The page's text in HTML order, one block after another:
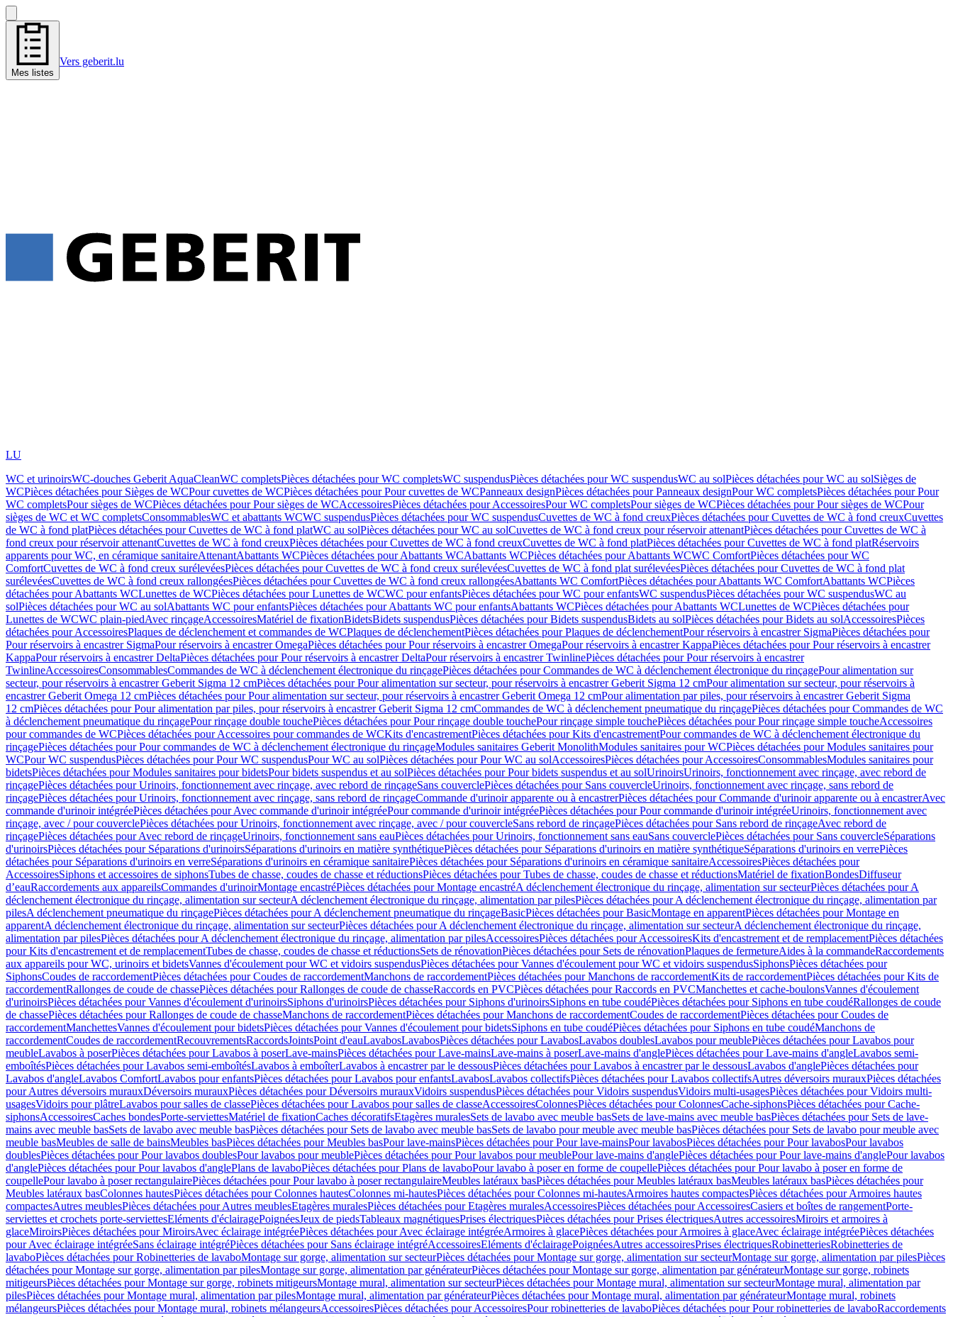
Mes listes
Vers geberit.lu
LU
WC et urinoirsWC-douches Geberit AquaCleanWC completsPièces détachées pour WC completsWC suspendusPièces détachées pour WC suspendusWC au solPièces détachées pour WC au solSièges de
WCPièces détachées pour Sièges de WCPour cuvettes de WCPièces détachées pour Pour cuvettes de WCPanneaux designPièces détachées pour Panneaux designPour WC completsPièces détachées pour Pour
WC completsPour sièges de WCPièces détachées pour Pour sièges de WCAccessoiresPièces détachées pour AccessoiresPour WC completsPour sièges de WCPièces détachées pour Pour sièges de WCPour
sièges de WC et WC completsConsommablesWC et abattants WCWC suspendusPièces détachées pour WC suspendusCuvettes de WC à fond creuxPièces détachées pour Cuvettes de WC à fond creuxCuvettes
de WC à fond platPièces détachées pour Cuvettes de WC à fond platWC au solPièces détachées pour WC au solCuvettes de WC à fond creux pour réservoir attenantPièces détachées pour Cuvettes de WC à
fond creux pour réservoir attenantCuvettes de WC à fond creuxPièces détachées pour Cuvettes de WC à fond creuxCuvettes de WC à fond platPièces détachées pour Cuvettes de WC à fond platRéservoirs
apparents pour WC, en céramique sanitaireAttenantAbattants WCPièces détachées pour Abattants WCAbattants WCPièces détachées pour Abattants WCWC ComfortPièces détachées pour WC
ComfortCuvettes de WC à fond creux surélevéesPièces détachées pour Cuvettes de WC à fond creux surélevéesCuvettes de WC à fond plat surélevéesPièces détachées pour Cuvettes de WC à fond plat
surélevéesCuvettes de WC à fond creux rallongéesPièces détachées pour Cuvettes de WC à fond creux rallongéesAbattants WC ComfortPièces détachées pour Abattants WC ComfortAbattants WCPièces
détachées pour Abattants WCLunettes de WCPièces détachées pour Lunettes de WCWC pour enfantsPièces détachées pour WC pour enfantsWC suspendusPièces détachées pour WC suspendusWC au
solPièces détachées pour WC au solAbattants WC pour enfantsPièces détachées pour Abattants WC pour enfantsAbattants WCPièces détachées pour Abattants WCLunettes de WCPièces détachées pour
Lunettes de WCWC plain-piedAvec rinçageAccessoiresMatériel de fixationBidetsBidets suspendusPièces détachées pour Bidets suspendusBidets au solPièces détachées pour Bidets au solAccessoiresPièces
détachées pour AccessoiresPlaques de déclenchement et commandes de WCPlaques de déclenchementPièces détachées pour Plaques de déclenchementPour réservoirs à encastrer SigmaPièces détachées pour
Pour réservoirs à encastrer SigmaPour réservoirs à encastrer OmegaPièces détachées pour Pour réservoirs à encastrer OmegaPour réservoirs à encastrer KappaPièces détachées pour Pour réservoirs à encastrer
KappaPour réservoirs à encastrer DeltaPièces détachées pour Pour réservoirs à encastrer DeltaPour réservoirs à encastrer TwinlinePièces détachées pour Pour réservoirs à encastrer
TwinlineAccessoiresConsommablesCommandes de WC à déclenchement électronique du rinçagePièces détachées pour Commandes de WC à déclenchement électronique du rinçagePour alimentation sur
secteur, pour réservoirs à encastrer Geberit Sigma 12 cmPièces détachées pour Pour alimentation sur secteur, pour réservoirs à encastrer Geberit Sigma 12 cmPour alimentation sur secteur, pour réservoirs à
encastrer Geberit Omega 12 cmPièces détachées pour Pour alimentation sur secteur, pour réservoirs à encastrer Geberit Omega 12 cmPour alimentation par piles, pour réservoirs à encastrer Geberit Sigma
12 cmPièces détachées pour Pour alimentation par piles, pour réservoirs à encastrer Geberit Sigma 12 cmCommandes de WC à déclenchement pneumatique du rinçagePièces détachées pour Commandes de WC
à déclenchement pneumatique du rinçagePour rinçage double touchePièces détachées pour Pour rinçage double touchePour rinçage simple touchePièces détachées pour Pour rinçage simple toucheAccessoires
pour commandes de WCPièces détachées pour Accessoires pour commandes de WCKits d'encastrementPièces détachées pour Kits d'encastrementPour commandes de WC à déclenchement électronique du
rinçagePièces détachées pour Pour commandes de WC à déclenchement électronique du rinçageModules sanitaires Geberit MonolithModules sanitaires pour WCPièces détachées pour Modules sanitaires pour
WCPour WC suspendusPièces détachées pour Pour WC suspendusPour WC au solPièces détachées pour Pour WC au solAccessoiresPièces détachées pour AccessoiresConsommablesModules sanitaires pour
bidetsPièces détachées pour Modules sanitaires pour bidetsPour bidets suspendus et au solPièces détachées pour Pour bidets suspendus et au solUrinoirsUrinoirs, fonctionnement avec rinçage, avec rebord de
rinçagePièces détachées pour Urinoirs, fonctionnement avec rinçage, avec rebord de rinçageSans couverclePièces détachées pour Sans couvercleUrinoirs, fonctionnement avec rinçage, sans rebord de
rinçagePièces détachées pour Urinoirs, fonctionnement avec rinçage, sans rebord de rinçageCommande d'urinoir apparente ou à encastrerPièces détachées pour Commande d'urinoir apparente ou à encastrerAvec
commande d'urinoir intégréePièces détachées pour Avec commande d'urinoir intégréePour commande d'urinoir intégréePièces détachées pour Pour commande d'urinoir intégréeUrinoirs, fonctionnement avec
rinçage, avec / pour couverclePièces détachées pour Urinoirs, fonctionnement avec rinçage, avec / pour couvercleSans rebord de rinçagePièces détachées pour Sans rebord de rinçageAvec rebord de
rinçagePièces détachées pour Avec rebord de rinçageUrinoirs, fonctionnement sans eauPièces détachées pour Urinoirs, fonctionnement sans eauSans couverclePièces détachées pour Sans couvercleSéparations
d'urinoirsPièces détachées pour Séparations d'urinoirsSéparations d'urinoirs en matière synthétiquePièces détachées pour Séparations d'urinoirs en matière synthétiqueSéparations d'urinoirs en verrePièces
détachées pour Séparations d'urinoirs en verreSéparations d'urinoirs en céramique sanitairePièces détachées pour Séparations d'urinoirs en céramique sanitaireAccessoiresPièces détachées pour
AccessoiresSiphons et accessoires de siphonsTubes de chasse, coudes de chasse et réductionsPièces détachées pour Tubes de chasse, coudes de chasse et réductionsMatériel de fixationBondesDiffuseur
d’eauRaccordements aux appareilsCommandes d'urinoirMontage encastréPièces détachées pour Montage encastréA déclenchement électronique du rinçage, alimentation sur secteurPièces détachées pour A
déclenchement électronique du rinçage, alimentation sur secteurA déclenchement électronique du rinçage, alimentation par pilesPièces détachées pour A déclenchement électronique du rinçage, alimentation par
pilesA déclenchement pneumatique du rinçagePièces détachées pour A déclenchement pneumatique du rinçageBasicPièces détachées pour BasicMontage en apparentPièces détachées pour Montage en
apparentA déclenchement électronique du rinçage, alimentation sur secteurPièces détachées pour A déclenchement électronique du rinçage, alimentation sur secteurA déclenchement électronique du rinçage,
alimentation par pilesPièces détachées pour A déclenchement électronique du rinçage, alimentation par pilesAccessoiresPièces détachées pour AccessoiresKits d'encastrement et de remplacementPièces détachées
pour Kits d'encastrement et de remplacementTubes de chasse, coudes de chasse et réductionsSets de rénovationPièces détachées pour Sets de rénovationPlaques de fermetureAides à la commandeRaccordements
aux appareils pour WC, urinoirs et bidetsVannes d'écoulement pour WC et vidoirs suspendusPièces détachées pour Vannes d'écoulement pour WC et vidoirs suspendusSiphonsPièces détachées pour
SiphonsCoudes de raccordementPièces détachées pour Coudes de raccordementManchons de raccordementPièces détachées pour Manchons de raccordementKits de raccordementPièces détachées pour Kits de
raccordementRallonges de coude de chassePièces détachées pour Rallonges de coude de chasseRaccords en PVCPièces détachées pour Raccords en PVCManchettes et cache-boulonsVannes d'écoulement
d'urinoirsPièces détachées pour Vannes d'écoulement d'urinoirsSiphons d'urinoirsPièces détachées pour Siphons d'urinoirsSiphons en tube coudéPièces détachées pour Siphons en tube coudéRallonges de coude
de chassePièces détachées pour Rallonges de coude de chasseManchons de raccordementPièces détachées pour Manchons de raccordementCoudes de raccordementPièces détachées pour Coudes de
raccordementManchettesVannes d'écoulement pour bidetsPièces détachées pour Vannes d'écoulement pour bidetsSiphons en tube coudéPièces détachées pour Siphons en tube coudéManchons de
raccordementCoudes de raccordementRecouvrementsRaccordsJointsPoint d'eauLavabosLavabosPièces détachées pour LavabosLavabos doublesLavabos pour meublePièces détachées pour Lavabos pour
meubleLavabos à poserPièces détachées pour Lavabos à poserLave-mainsPièces détachées pour Lave-mainsLave-mains à poserLave-mains d'anglePièces détachées pour Lave-mains d'angleLavabos semi-
emboîtésPièces détachées pour Lavabos semi-emboîtésLavabos à emboîterLavabos à encastrer par le dessousPièces détachées pour Lavabos à encastrer par le dessousLavabos d'anglePièces détachées pour
Lavabos d'angleLavabos ComfortLavabos pour enfantsPièces détachées pour Lavabos pour enfantsLavabosLavabos collectifsPièces détachées pour Lavabos collectifsAutres déversoirs murauxPièces détachées
pour Autres déversoirs murauxDéversoirs murauxPièces détachées pour Déversoirs murauxVidoirs suspendusPièces détachées pour Vidoirs suspendusVidoirs multi-usagesPièces détachées pour Vidoirs multi-
usagesVidoirs pour plâtreLavabos pour salles de classePièces détachées pour Lavabos pour salles de classeAccessoiresColonnesPièces détachées pour ColonnesCache-siphonsPièces détachées pour Cache-
siphonsAccessoiresCaches bondesPorte-serviettesMatériel de fixationCaches décoratifsEtagères muralesSets de lavabo avec meuble basSets de lave-mains avec meuble basPièces détachées pour Sets de lave-
mains avec meuble basSets de lavabo avec meuble basPièces détachées pour Sets de lavabo avec meuble basSets de lavabo pour meuble avec meuble basPièces détachées pour Sets de lavabo pour meuble avec
meuble basMeubles de salle de bainsMeubles basPièces détachées pour Meubles basPour lave-mainsPièces détachées pour Pour lave-mainsPour lavabosPièces détachées pour Pour lavabosPour lavabos
doublesPièces détachées pour Pour lavabos doublesPour lavabos pour meublePièces détachées pour Pour lavabos pour meublePour lave-mains d'anglePièces détachées pour Pour lave-mains d'anglePour lavabos
d'anglePièces détachées pour Pour lavabos d'anglePlans de lavaboPièces détachées pour Plans de lavaboPour lavabo à poser en forme de coupellePièces détachées pour Pour lavabo à poser en forme de
coupellePour lavabo à poser rectangulairePièces détachées pour Pour lavabo à poser rectangulaireMeubles latéraux basPièces détachées pour Meubles latéraux basMeubles latéraux basPièces détachées pour
Meubles latéraux basColonnes hautesPièces détachées pour Colonnes hautesColonnes mi-hautesPièces détachées pour Colonnes mi-hautesArmoires hautes compactesPièces détachées pour Armoires hautes
compactesAutres meublesPièces détachées pour Autres meublesEtagères muralesPièces détachées pour Etagères muralesAccessoiresPièces détachées pour AccessoiresCasiers et boîtes de rangementPorte-
serviettes et crochets porte-serviettesEléments d'éclairagePoignéesJeux de piedsTableaux magnétiquesPrises électriquesPièces détachées pour Prises électriquesAutres accessoiresMiroirs et armoires à
glaceMiroirsPièces détachées pour MiroirsAvec éclairage intégréePièces détachées pour Avec éclairage intégréeArmoires à glacePièces détachées pour Armoires à glaceAvec éclairage intégréePièces détachées
pour Avec éclairage intégréeSans éclairage intégréPièces détachées pour Sans éclairage intégréAccessoiresEléments d'éclairagePoignéesAutres accessoiresPrises électriquesRobinetteriesRobinetteries de
lavaboPièces détachées pour Robinetteries de lavaboMontage sur gorge, alimentation sur secteurPièces détachées pour Montage sur gorge, alimentation sur secteurMontage sur gorge, alimentation par pilesPièces
détachées pour Montage sur gorge, alimentation par pilesMontage sur gorge, alimentation par générateurPièces détachées pour Montage sur gorge, alimentation par générateurMontage sur gorge, robinets
mitigeursPièces détachées pour Montage sur gorge, robinets mitigeursMontage mural, alimentation sur secteurPièces détachées pour Montage mural, alimentation sur secteurMontage mural, alimentation par
pilesPièces détachées pour Montage mural, alimentation par pilesMontage mural, alimentation par générateurPièces détachées pour Montage mural, alimentation par générateurMontage mural, robinets
mélangeursPièces détachées pour Montage mural, robinets mélangeursAccessoiresPièces détachées pour AccessoiresPour robinetteries de lavaboPièces détachées pour Pour robinetteries de lavaboRaccordements